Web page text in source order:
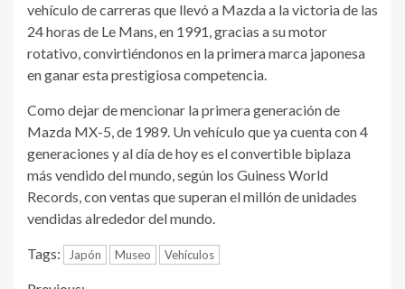
vehículo de carreras que llevó a Mazda a la victoria de las
24 horas de Le Mans, en 1991, gracias a su motor
rotativo, convirtiéndonos en la primera marca japonesa
en ganar esta prestigiosa competencia.
Como dejar de mencionar la primera generación de
Mazda MX-5, de 1989. Un vehículo que ya cuenta con 4
generaciones y al día de hoy es el convertible biplaza
más vendido del mundo, según los Guiness World
Records, con ventas que superan el millón de unidades
vendidas alrededor del mundo.
Tags: Japón Museo Vehículos